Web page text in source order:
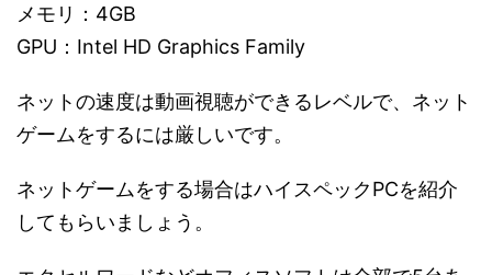
メモリ：4GB
GPU：Intel HD Graphics Family
ネットの速度は動画視聴ができるレベルで、ネット
ゲームをするには厳しいです。
ネットゲームをする場合はハイスペックPCを紹介
してもらいましょう。